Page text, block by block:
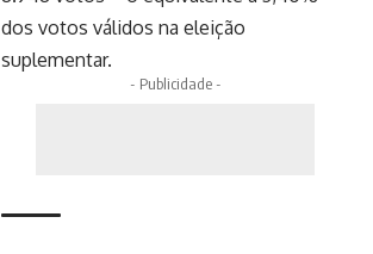
dos votos válidos na eleição
suplementar.
- Publicidade -